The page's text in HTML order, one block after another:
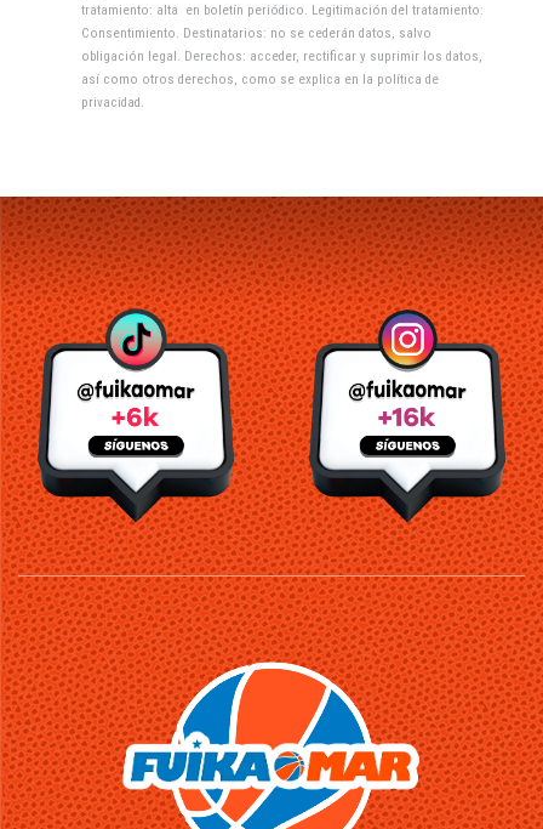
tratamiento: alta en boletín periódico. Legitimación del tratamiento:
Consentimiento. Destinatarios: no se cederán datos, salvo
obligación legal. Derechos: acceder, rectificar y suprimir los datos,
así como otros derechos, como se explica en la política de
privacidad